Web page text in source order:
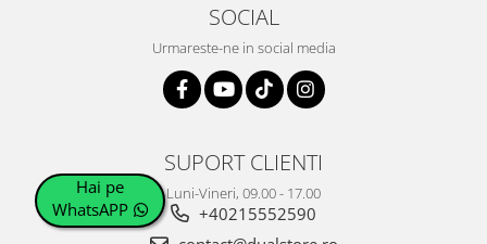
SOCIAL
Urmareste-ne in social media
SUPORT CLIENTI
Luni-Vineri, 09.00 - 17.00
+40215552590
Hai pe
WhatsAPP